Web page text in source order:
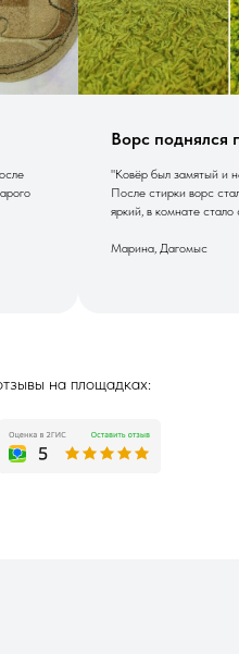
Ворс поднялся
"Ковёр был замятый и
После стирки ворс
яркий, в комнате стало
Марина, Дагомыс
на площадках: